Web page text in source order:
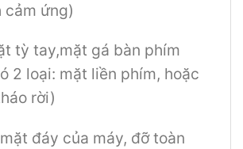
cảm ứng)
tỳ tay,mặt gá bàn phím
2 loại: mặt liền phím, hoặc
rời)
đáy của máy, đỡ toàn